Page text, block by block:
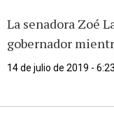
La senadora Zoé
gobernador
14 de julio de 2019 -